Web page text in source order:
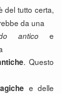
del tutto certa,
da una
antico e
. Questo
e delle